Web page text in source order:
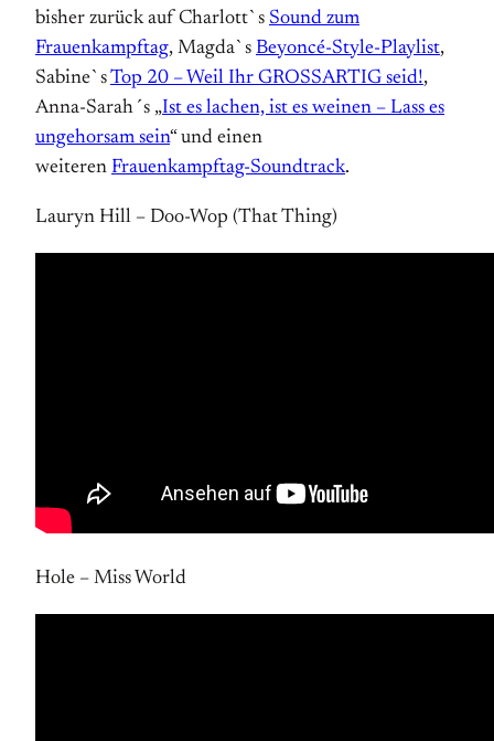
bisher zurück auf Charlott`s Sound zum
Frauenkampftag, Magda`s Beyoncé-Style-Playlist,
Sabine`sTop 20 – Weil Ihr GROSSARTIG seid!,
Anna-Sarah´s „Ist es lachen, ist es weinen – Lass es
ungehorsam sein“ und einen
weiteren Frauenkampftag-Soundtrack.
Lauryn Hill – Doo-Wop (That Thing)
Hole – Miss World